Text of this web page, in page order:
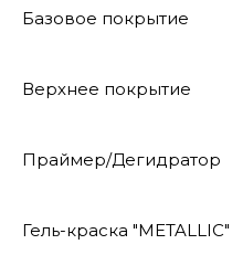
Базовое покрытие
Верхнее покрытие
Праймер/Дегидратор
Гель-краска "METALLIC"